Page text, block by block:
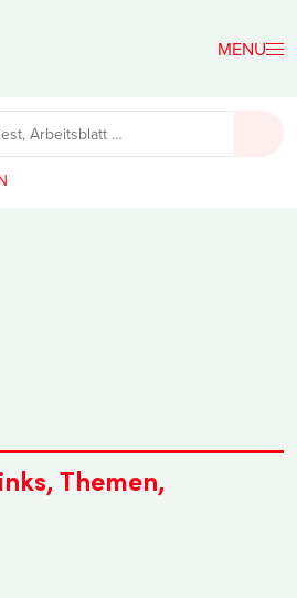
Themen,